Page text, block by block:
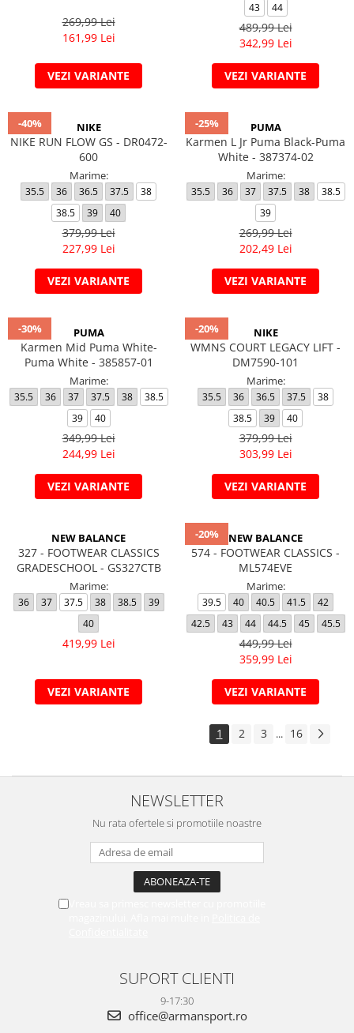
269,99 Lei
161,99 Lei
VEZI VARIANTE
43
44
489,99 Lei
342,99 Lei
VEZI VARIANTE
-40% NIKE
NIKE RUN FLOW GS - DR0472-
600
Marime:
35.5 36 36.5 37.5
38
38.5
39 40
379,99 Lei
227,99 Lei
VEZI VARIANTE
-25% PUMA
Karmen L Jr Puma Black-Puma
White - 387374-02
Marime:
35.5 36 37 37.5 38
38.5
39
269,99 Lei
202,49 Lei
VEZI VARIANTE
-30% PUMA
Karmen Mid Puma White-
Puma White - 385857-01
Marime:
35.5 36 37 37.5 38
38.5
39
40
349,99 Lei
244,99 Lei
VEZI VARIANTE
-20% NIKE
WMNS COURT LEGACY LIFT -
DM7590-101
Marime:
35.5 36 36.5 37.5
38
38.5
39 40
379,99 Lei
303,99 Lei
VEZI VARIANTE
NEW BALANCE
327 - FOOTWEAR CLASSICS
GRADESCHOOL - GS327CTB
Marime:
36 37 37.5 38 38.5
39
40
419,99 Lei
VEZI VARIANTE
-20% NEW BALANCE
574 - FOOTWEAR CLASSICS -
ML574EVE
Marime:
39.5 40 40.5 41.5
42
42.5
43 44 44.5 45 45.5
449,99 Lei
359,99 Lei
VEZI VARIANTE
1 2 3 ... 16
NEWSLETTER
Nu rata ofertele si promotiile noastre
SUPORT CLIENTI
9-17:30
office@armansport.ro